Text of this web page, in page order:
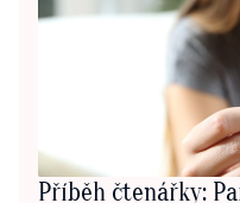
Příběh čtenářky: